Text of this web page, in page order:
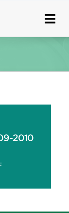
2010